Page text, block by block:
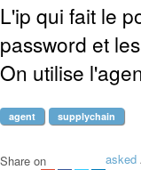
L'ip qui fait le
password et
On utilise
agent supplychain
asked
Share on